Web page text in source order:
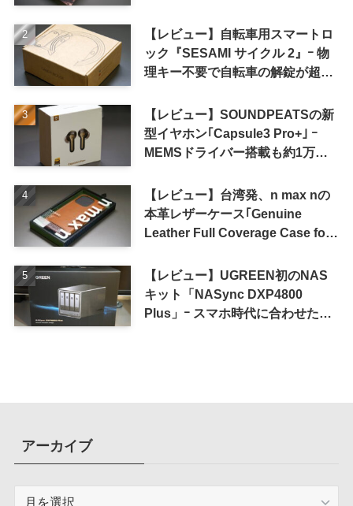
【レビュー】自転車用スマートロ
ック『SESAMI サイクル 2』ｰ 物
理キー不要で自転車の解錠が超簡
【レビュー】SOUNDPEATSの新
型イヤホン｢Capsule3 Pro+｣ ｰ
MEMSドライバー搭載も約1万円
【レビュー】台湾発、n max nの
本革レザーケース｢Genuine
Leather Full Coverage Case for
【レビュー】UGREEN初のNAS
キット「NASync DXP4800
Plus」ｰ スマホ時代に合わせた設
アーカイブ